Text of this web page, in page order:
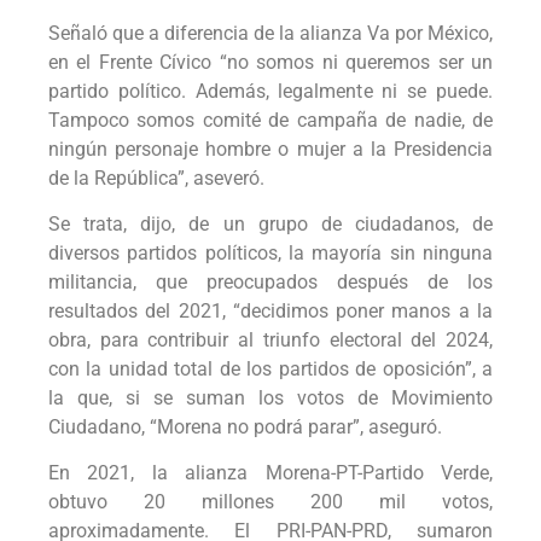
Señaló que a diferencia de la alianza Va por México,
en el Frente Cívico “no somos ni queremos ser un
partido político. Además, legalmente ni se puede.
Tampoco somos comité de campaña de nadie, de
ningún personaje hombre o mujer a la Presidencia
de la República”, aseveró.
Se trata, dijo, de un grupo de ciudadanos, de
diversos partidos políticos, la mayoría sin ninguna
militancia, que preocupados después de los
resultados del 2021, “decidimos poner manos a la
obra, para contribuir al triunfo electoral del 2024,
con la unidad total de los partidos de oposición”, a
la que, si se suman los votos de Movimiento
Ciudadano, “Morena no podrá parar”, aseguró.
En 2021, la alianza Morena-PT-Partido Verde,
obtuvo 20 millones 200 mil votos,
aproximadamente. El PRI-PAN-PRD, sumaron